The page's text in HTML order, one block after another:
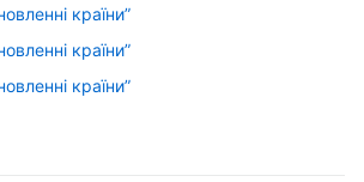
країни”
країни”
країни”